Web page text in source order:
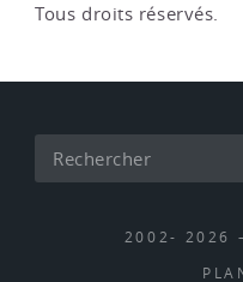
Tous droits réservés.
2002- 2026